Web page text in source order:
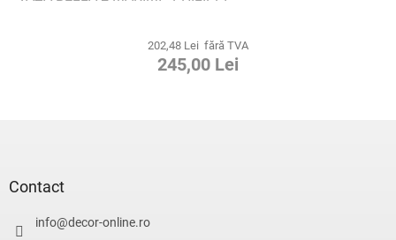
202,48 Lei fără TVA
245,00 Lei
Contact
info@decor-online.ro